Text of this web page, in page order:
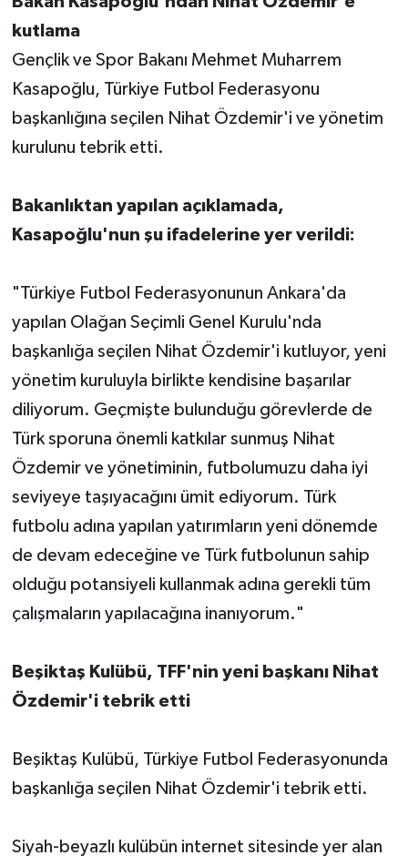
kutlama
Gençlik ve Spor Bakanı Mehmet Muharrem
Kasapoğlu, Türkiye Futbol Federasyonu
başkanlığına seçilen Nihat Özdemir'i ve yönetim
kurulunu tebrik etti.
Bakanlıktan yapılan açıklamada,
Kasapoğlu'nun şu ifadelerine yer verildi:
"Türkiye Futbol Federasyonunun Ankara'da
yapılan Olağan Seçimli Genel Kurulu'nda
başkanlığa seçilen Nihat Özdemir'i kutluyor, yeni
yönetim kuruluyla birlikte kendisine başarılar
diliyorum. Geçmişte bulunduğu görevlerde de
Türk sporuna önemli katkılar sunmuş Nihat
Özdemir ve yönetiminin, futbolumuzu daha iyi
seviyeye taşıyacağını ümit ediyorum. Türk
futbolu adına yapılan yatırımların yeni dönemde
de devam edeceğine ve Türk futbolunun sahip
olduğu potansiyeli kullanmak adına gerekli tüm
çalışmaların yapılacağına inanıyorum."
Beşiktaş Kulübü, TFF'nin yeni başkanı Nihat
Özdemir'i tebrik etti
Beşiktaş Kulübü, Türkiye Futbol Federasyonunda
başkanlığa seçilen Nihat Özdemir'i tebrik etti.
Siyah-beyazlı kulübün internet sitesinde yer alan